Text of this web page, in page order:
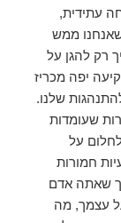
עתידית,
ממש
רק להגן על
יפה מכריז
שלנו.
שעומדות
לחלום על
חמורות
שאתה אדם
עצמך, מה